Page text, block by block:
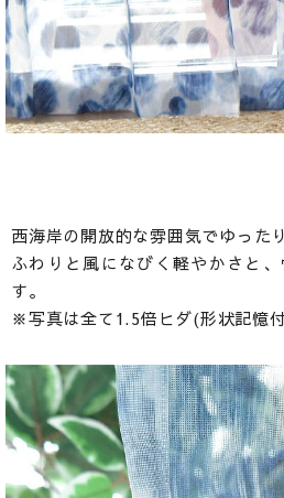
西海岸の開放的な雰囲気でゆった
ふわりと風になびく軽やかさと
す。
※写真は全て1.5倍ヒダ(形状記憶付